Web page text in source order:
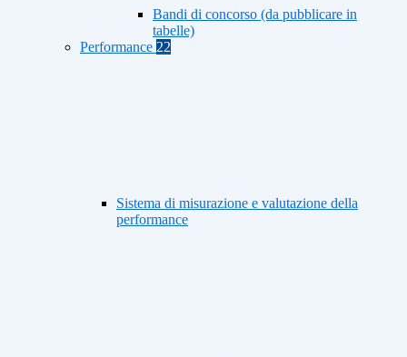
Bandi di concorso (da pubblicare in
tabelle)
Performance 22
Sistema di misurazione e valutazione della
performance